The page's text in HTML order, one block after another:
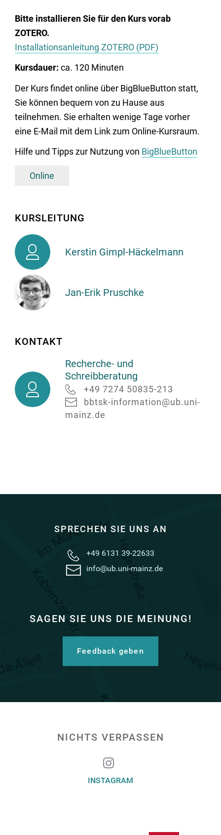
Bitte installieren Sie für den Kurs vorab
ZOTERO.
Installationsanleitung ZOTERO (PDF)
Kursdauer: ca. 120 Minuten
Der Kurs findet online über BigBlueButton statt,
Sie können bequem von zu Hause aus
teilnehmen. Sie erhalten wenige Tage vorher
eine E-Mail mit dem Link zum Online-Kursraum.
Hilfe und Tipps zur Nutzung von BigBlueButton
Online
KURSLEITUNG
Kerstin
Gimpl-
Häckelmann
Kerstin Gimpl-Häckelmann
Pruschke
Jan-Erik Pruschke
KONTAKT
Recherche-
und
Schreibberatung
Recherche- und
Schreibberatung
+49 7274 50835-213
bbtsk-information@ub.uni-
mainz.de
SPRECHEN SIE UNS AN
+49 6131 39-22633
info@ub.uni-mainz.de
SAGEN SIE UNS DIE MEINUNG!
Feedback geben
NICHTS VERPASSEN
INSTAGRAM